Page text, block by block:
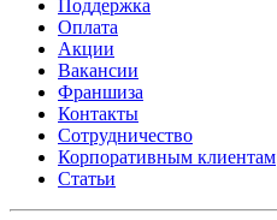
Поддержка
Оплата
Акции
Вакансии
Франшиза
Контакты
Сотрудничество
Корпоративным клиентам
Статьи